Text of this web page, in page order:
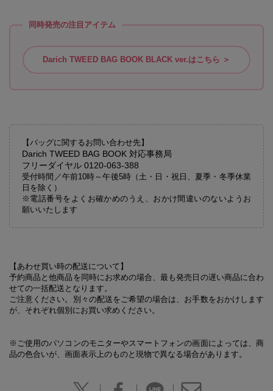
同時発売の注目アイテム
Darich TWEED BAG BOOK BLACK ver.はこちら ＞
【バッグに関するお問い合わせ先】
Darich TWEED BAG BOOK 対応事務局
フリーダイヤル 0120-063-388
受付時間／午前10時～午後5時（土・日・祝日、夏季・冬季休業
日を除く）
※電話番号をよくお確かめのうえ、おかけ間違いのないようお
願いいたします
【あわせ買い時の配送について】
予約商品と他商品を同時にお求めの場合、最も発売日の遅い商品に合わ
せての一括配送となります。
ご注意ください。別々の配送をご希望の場合は、お手数をおかけします
が、それぞれ個別にお買い求めください。
※ご使用のパソコンのモニターやスマートフォンの画面によっては、商
品の色合いが、画面表示上のものと現物で異なる場合があります。